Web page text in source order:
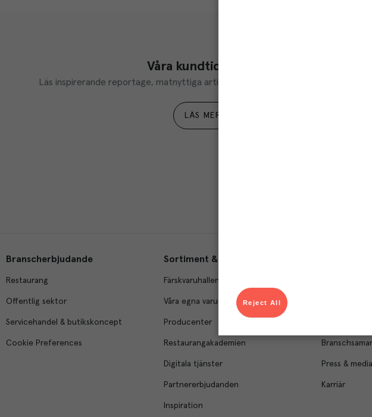
Våra kundtidningar
Läs inspirerande reportage, matnyttiga artiklar och ta del av aktuella kampanjer.
LÄS MER
Branscherbjudande
Restaurang
Offentlig sektor
Servicehandel & butikskoncept
Cookie Preferences
Sortiment & tjänster
Färskvaruhallen
Våra egna varumärken
Producenter
Restaurangakademien
Digitala tjänster
Partnererbjudanden
Inspiration
Press & media
Karriär
Reject All